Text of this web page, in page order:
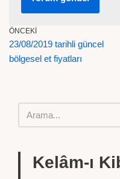
ÖNCEKI
23/08/2019 tarihli güncel
bölgesel et fiyatları
Kelâm-ı